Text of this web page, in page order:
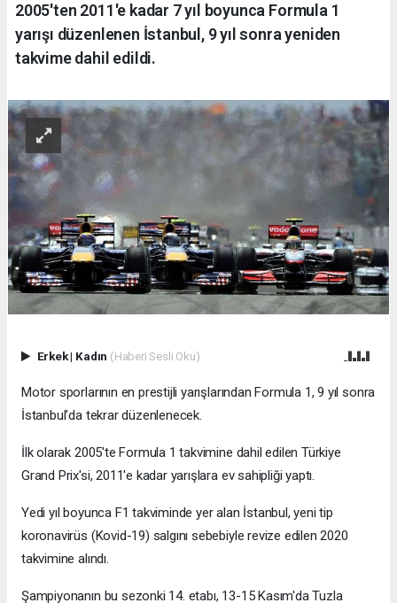
2005'ten 2011'e kadar 7 yıl boyunca Formula 1
yarışı düzenlenen İstanbul, 9 yıl sonra yeniden
takvime dahil edildi.
Erkek| Kadın (Haberi Sesli Oku)
Motor sporlarının en prestijli yarışlarından Formula 1, 9 yıl sonra
İstanbul'da tekrar düzenlenecek.
İlk olarak 2005'te Formula 1 takvimine dahil edilen Türkiye
Grand Prix'si, 2011'e kadar yarışlara ev sahipliği yaptı.
Yedi yıl boyunca F1 takviminde yer alan İstanbul, yeni tip
koronavirüs (Kovid-19) salgını sebebiyle revize edilen 2020
takvimine alındı.
Şampiyonanın bu sezonki 14. etabı, 13-15 Kasım'da Tuzla